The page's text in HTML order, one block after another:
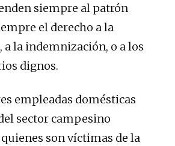
siempre al patrón
el derecho a la
la indemnización, o a los
dignos.
empleadas domésticas
sector campesino
son víctimas de la